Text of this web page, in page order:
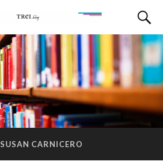
SUSAN CARNICERO